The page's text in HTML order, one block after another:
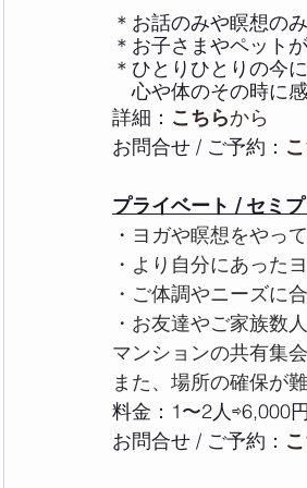
＊お話のみや瞑想の
＊お子さまやペット
＊ひとりひとりの今
心や体のその時に
詳細： こちらから
お問合せ / ご予約：
プライベート / セミ
・ ヨガや瞑想をやっ
・より自分にあった
・ご体調やニーズに
・お友達やご家族数
マンションの共有集
また、場所の確保が
料金：1〜2人⇨6,000
お問合せ / ご予約：